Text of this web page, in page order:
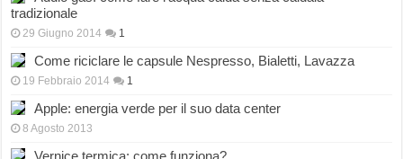
tradizionale
29 Giugno 2014 1
Come riciclare le capsule Nespresso, Bialetti, Lavazza
19 Febbraio 2014 1
Apple: energia verde per il suo data center
8 Agosto 2013